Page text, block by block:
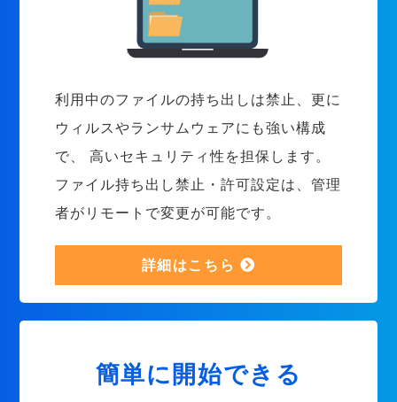
利用中のファイルの持ち出しは禁止、更に
ウィルスやランサムウェアにも強い構成
で、 高いセキュリティ性を担保します。
ファイル持ち出し禁止・許可設定は、管理
者がリモートで変更が可能です。
詳細はこちら
簡単に開始できる